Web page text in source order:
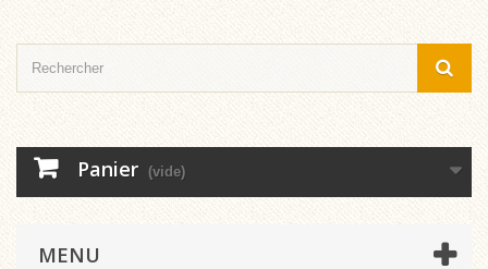
Panier (vide)
MENU